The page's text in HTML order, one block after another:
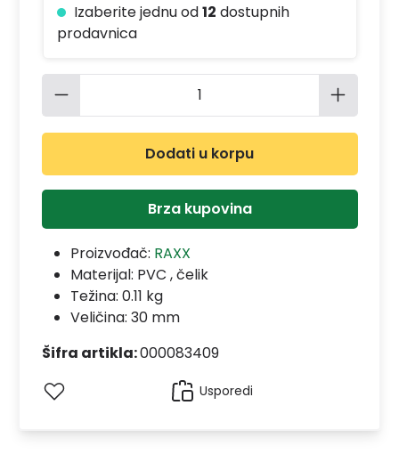
Izaberite jednu od12 dostupnih
prodavnica
Količina proizvoda: Unesite
Dodati u korpu
Brza kupovina
Proizvođač: RAXX
Materijal: PVC , čelik
Težina: 0.11 kg
Veličina: 30 mm
Šifra artikla:000083409
Usporedi